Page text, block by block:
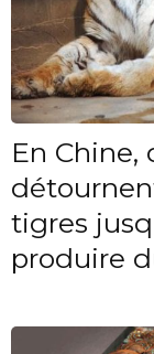
En Chine,
tigres
produire